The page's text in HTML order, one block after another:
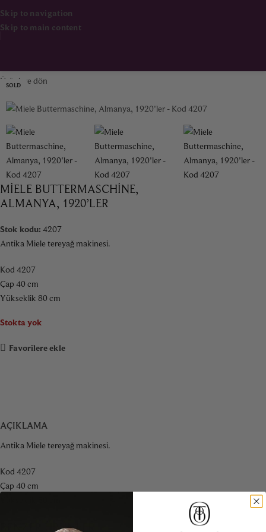
Skip to navigation
Skip to main content
Ürünlere dön
SOLD
MIELE BUTTERMASCHINE,
ALMANYA, 1920’LER
Stok kodu: 4207
Antika Miele tereyağ makinesi.
Kod 4207
Çap 40 cm
Yükseklik 80 cm
Stokta yok
Favorilere ekle
AÇIKLAMA
Antika Miele tereyağ makinesi.
Kod 4207
Çap 40 cm
BENZER ÜRÜNLER